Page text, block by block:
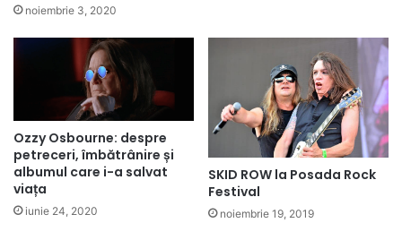
noiembrie 3, 2020
Ozzy Osbourne: despre
petreceri, îmbătrânire și
albumul care i-a salvat
viața
iunie 24, 2020
SKID ROW la Posada Rock
Festival
noiembrie 19, 2019